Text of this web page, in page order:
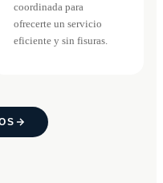
coordinada para
ofrecerte un servicio
eficiente y sin fisuras.